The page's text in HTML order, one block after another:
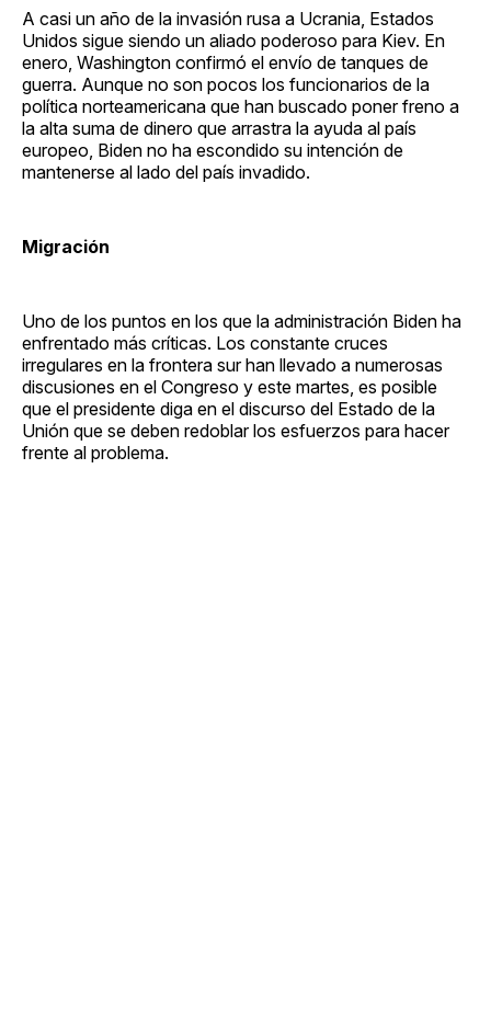
A casi un año de la invasión rusa a Ucrania, Estados
Unidos sigue siendo un aliado poderoso para Kiev. En
enero, Washington confirmó el envío de tanques de
guerra. Aunque no son pocos los funcionarios de la
política norteamericana que han buscado poner freno a
la alta suma de dinero que arrastra la ayuda al país
europeo, Biden no ha escondido su intención de
mantenerse al lado del país invadido.
Migración
Uno de los puntos en los que la administración Biden ha
enfrentado más críticas. Los constante cruces
irregulares en la frontera sur han llevado a numerosas
discusiones en el Congreso y este martes, es posible
que el presidente diga en el discurso del Estado de la
Unión que se deben redoblar los esfuerzos para hacer
frente al problema.